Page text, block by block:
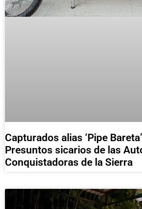
Capturados alias ‘Pipe
Presuntos sicarios de las
Conquistadoras de la Sierra